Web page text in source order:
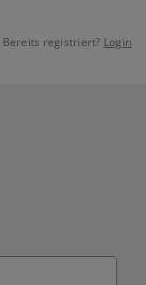
Bereits registriert? Login